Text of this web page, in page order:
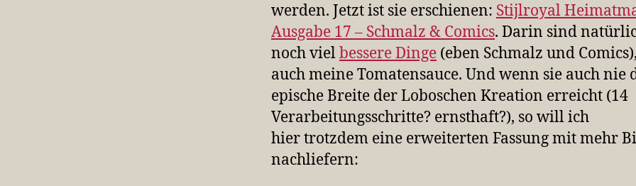
werden. Jetzt ist sie erschienen: Stijlroyal
Ausgabe 17 – Schmalz & Comics. Darin sind
noch vielbessere Dinge (eben Schmalz und
auch meine Tomatensauce. Und wenn sie auch nie
epische Breite der Loboschen Kreation erreicht (14
Verarbeitungsschritte? ernsthaft?), so will ich
hier trotzdem eine erweiterten Fassung mit mehr
nachliefern: